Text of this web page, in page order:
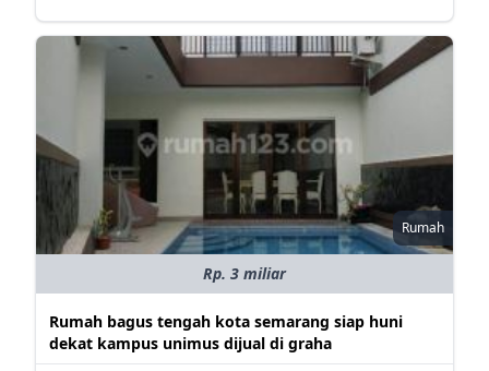
Rumah
Rp. 3 miliar
Rumah bagus tengah kota semarang siap huni
dekat kampus unimus dijual di graha